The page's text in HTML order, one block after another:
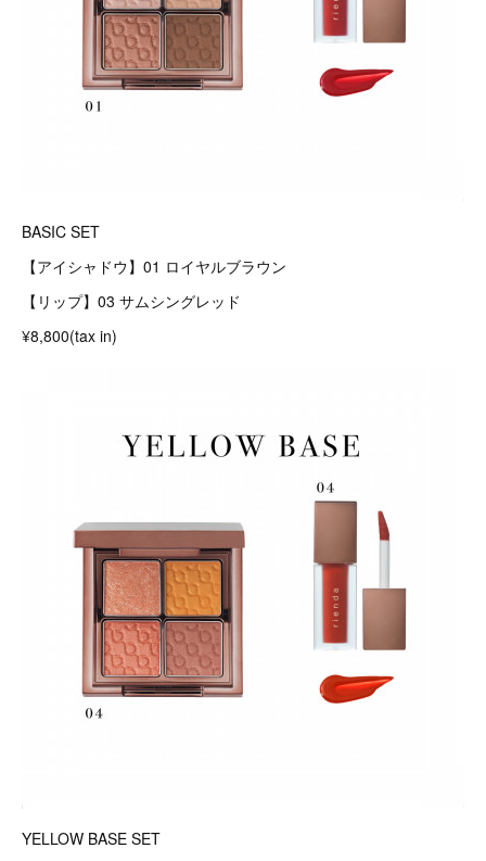
BASIC SET
【アイシャドウ】01 ロイヤルブラウン
【リップ】03 サムシングレッド
¥8,800(tax in)
YELLOW BASE SET